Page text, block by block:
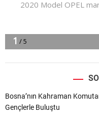
Bosna’nın Kahraman
Gençlerle Buluştu